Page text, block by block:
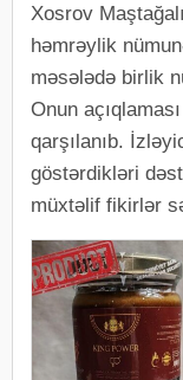
Xosrov
həmrəylik
məsələdə birlik
Onun
qarşılanıb.
göstərdikləri
müxtəlif fikirlər